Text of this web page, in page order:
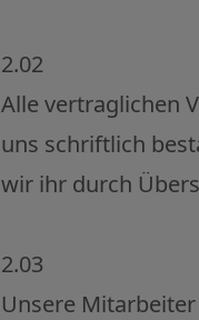
2.02
Alle vertraglichen
uns schriftlich
wir ihr durch
2.03
Unsere